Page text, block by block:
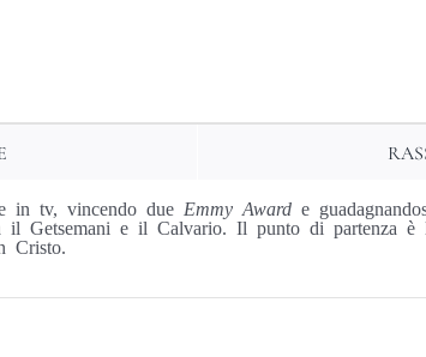
in tv, vincendo due Emmy Awarde
Getsemani e il Calvario. Il punto di partenza è
Cristo.